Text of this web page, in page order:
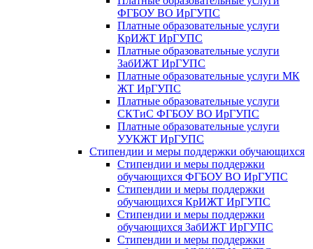
ФГБОУ ВО ИрГУПС
Платные образовательные услуги
КрИЖТ ИрГУПС
Платные образовательные услуги
ЗабИЖТ ИрГУПС
Платные образовательные услуги МК
ЖТ ИрГУПС
Платные образовательные услуги
СКТиС ФГБОУ ВО ИрГУПС
Платные образовательные услуги
УУКЖТ ИрГУПС
Стипендии и меры поддержки обучающихся
Стипендии и меры поддержки
обучающихся ФГБОУ ВО ИрГУПС
Стипендии и меры поддержки
обучающихся КрИЖТ ИрГУПС
Стипендии и меры поддержки
обучающихся ЗабИЖТ ИрГУПС
Стипендии и меры поддержки